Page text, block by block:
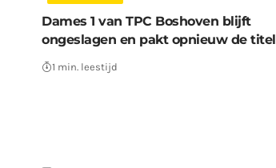
Dames 1 van TPC Boshoven blijft
ongeslagen en pakt opnieuw de titel
1 min. leestijd